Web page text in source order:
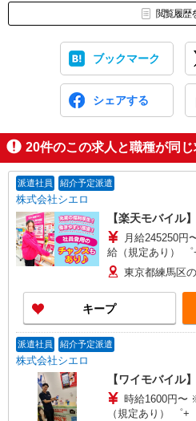
閲覧履歴
ブックマーク
シェアする
20件のこの求人と職種が同じ
派遣社員 紹介予定派遣
株式会社シエロ
【楽天モバイル
月給245250
給（規定あり） ゜+゜・。○。・゜+゜・。
○。・゜+゜ 入社祝い
を紹介頂くと, イ
○。・゜+゜・。○
東京都練馬区
キープ
派遣社員 紹介予定派遣
株式会社シエロ
【ワイモバイル
時給1600円〜
（規定あり） ゜+゜・。○。・゜+゜・。○。・゜